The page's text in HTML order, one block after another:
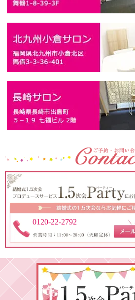
0120-22-2792